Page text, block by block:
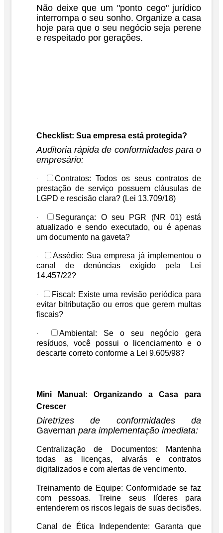
Não deixe que um "ponto cego" jurídico
interrompa o seu sonho. Organize a casa
hoje para que o seu negócio seja perene
e respeitado por gerações.
Checklist: Sua empresa está protegida?
Auditoria rápida de conformidades para o
empresário:
· Contratos: Todos os seus contratos de
prestação de serviço possuem cláusulas de
LGPD e rescisão clara? (Lei 13.709/18)
· Segurança: O seu PGR (NR 01) está
atualizado e sendo executado, ou é apenas
um documento na gaveta?
· Assédio: Sua empresa já implementou o
canal de denúncias exigido pela
Lei
14.457/22?
· Fiscal: Existe uma revisão periódica para
evitar bitributação ou erros que gerem multas
fiscais?
· Ambiental: Se o seu negócio gera
resíduos, você possui o licenciamento e o
descarte correto conforme a Lei 9.605/98?
Mini Manual: Organizando a Casa para
Crescer
Diretrizes de conformidades da
Gavernan para implementação imediata:
Centralização de Documentos: Mantenha
todas as licenças, alvarás e contratos
digitalizados e com alertas de vencimento.
Treinamento de Equipe: Conformidade se faz
com pessoas. Treine seus líderes para
entenderem os riscos legais de suas decisões.
Canal de Ética Independente: Garanta que